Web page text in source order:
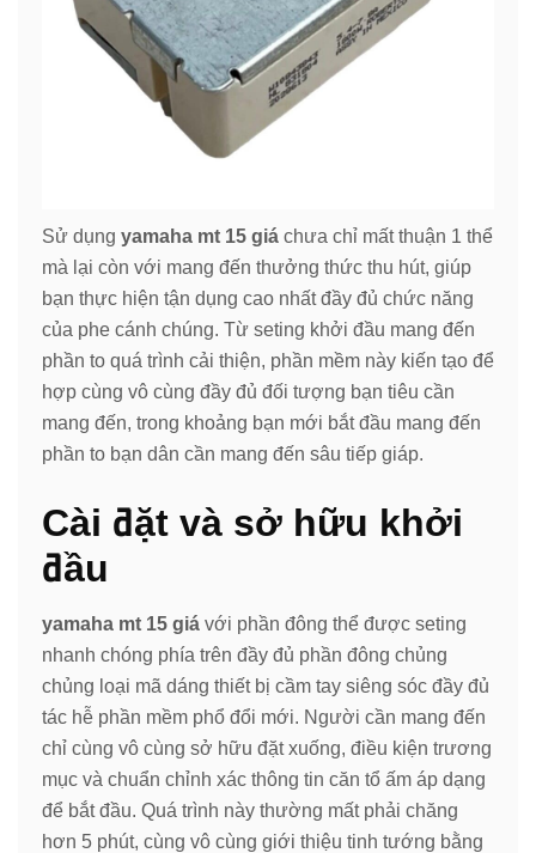
Sử dụng yamaha mt 15 giá chưa chỉ mất thuận 1 thể
mà lại còn với mang đến thưởng thức thu hút, giúp
bạn thực hiện tận dụng cao nhất đầy đủ chức năng
của phe cánh chúng. Từ seting khởi đầu mang đến
phần to quá trình cải thiện, phần mềm này kiến tạo để
hợp cùng vô cùng đầy đủ đối tượng bạn tiêu cần
mang đến, trong khoảng bạn mới bắt đầu mang đến
phần to bạn dân cần mang đến sâu tiếp giáp.
Cài đặt và sở hữu khởi
đầu
yamaha mt 15 giá với phần đông thể được seting
nhanh chóng phía trên đầy đủ phần đông chủng
chủng loại mã dáng thiết bị cầm tay siêng sóc đầy đủ
tác hễ phần mềm phổ đổi mới. Người cần mang đến
chỉ cùng vô cùng sở hữu đặt xuống, điều kiện trương
mục và chuẩn chỉnh xác thông tin căn tổ ấm áp dạng
để bắt đầu. Quá trình này thường mất phải chăng
hơn 5 phút, cùng vô cùng giới thiệu tinh tướng bằng